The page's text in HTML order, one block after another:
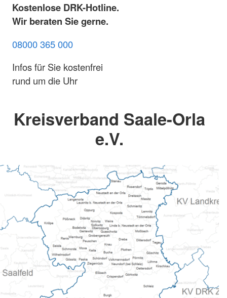
Kostenlose DRK-Hotline.
Wir beraten Sie gerne.
08000 365 000
Infos für Sie kostenfrei
rund um die Uhr
Kreisverband Saale-Orla
e.V.